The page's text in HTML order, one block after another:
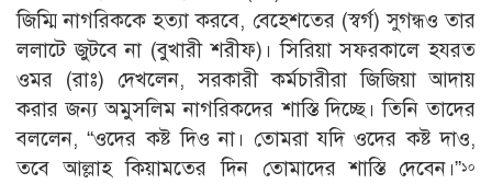
জিম্মি নাগরিককে হত্যা করবে, বেহেশতের (স্বর্গ) সুগন্ধও তার
ললাটে জুটবে না (বুখারী শরীফ)। সিরিয়া সফরকালে হযরত
ওমর (রাঃ) দেখলেন, সরকারী কর্মচারীরা জিজিয়া আদায়
করার জন্য অমুসলিম নাগরিকদের শাস্তি দিচ্ছে। তিনি তাদের
বললেন, “ওদের কষ্ট দিও না। তােমরা যদি ওদের কষ্ট দাও,
তবে আল্লাহ কিয়ামতের দিন তােমাদের শাস্তি দেবেন।”১০